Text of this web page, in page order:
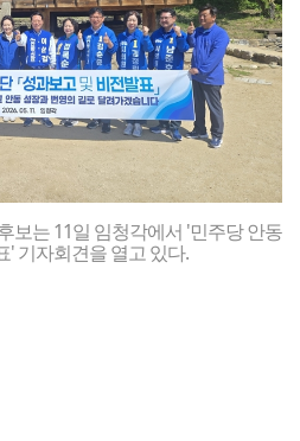
보는 11일 임청각에서 '민주당 안동
' 기자회견을 열고 있다.